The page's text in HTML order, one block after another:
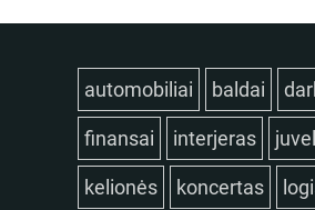
automobiliai baldai
finansai interjeras
kelionės koncertas